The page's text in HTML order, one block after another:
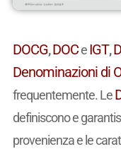
DOCG,DOCeIGT,
Denominazioni di
frequentemente. Le
definiscono e
provenienza e le